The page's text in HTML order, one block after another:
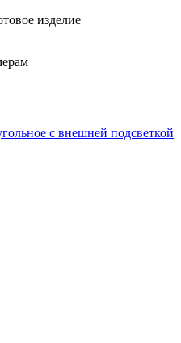
изделие
с внешней подсветкой